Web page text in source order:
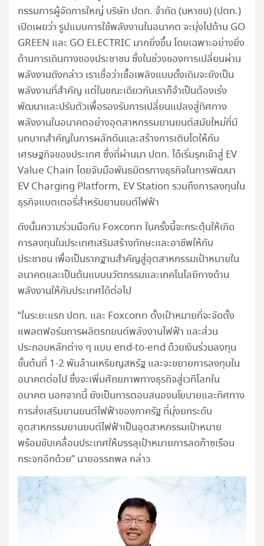
กรรมการผู้จัดการใหญ่ บริษัท ปตท. จำกัด (มหาชน) (ปตท.)
เปิดเผยว่า รูปแบบการใช้พลังงานในอนาคต จะมุ่งไปด้าน GO
GREEN และ GO ELECTRIC มากยิ่งขึ้น โดยเฉพาะอย่างยิ่ง
ด้านการเดินทางของประชาชน ซึ่งในช่วงของการเปลี่ยนผ่าน
พลังงานดังกล่าว เราเชื่อว่าเชื้อเพลิงแบบดั้งเดิมจะยังเป็น
พลังงานที่สำคัญ แต่ในขณะเดียวกันเราก็จำเป็นต้องเร่ง
พัฒนาและปรับตัวเพื่อรองรับการเปลี่ยนแปลงสู่ทิศทาง
พลังงานในอนาคตอย่างอุตสาหกรรมยานยนต์สมัยใหม่ที่มี
บทบาทสำคัญในการผลักดันและสร้างการเติบโตให้กับ
เศรษฐกิจของประเทศ ซึ่งที่ผ่านมา ปตท. ได้เริ่มรุกเข้าสู่ EV
Value Chain โดยจับมือพันธมิตรทางธุรกิจในการพัฒนา
EV Charging Platform, EV Station รวมถึงการลงทุนใน
ธุรกิจแบตเตอรี่สำหรับยานยนต์ไฟฟ้า
ดังนั้นความร่วมมือกับ Foxconn ในครั้งนี้จะกระตุ้นให้เกิด
การลงทุนในประเทศเสริมสร้างทักษะและอาชีพให้กับ
ประชาชน เพื่อเป็นรากฐานสำคัญสู่อุตสาหกรรมเป้าหมายใน
อนาคตและเป็นต้นแบบนวัตกรรมและเทคโนโลยีทางด้าน
พลังงานให้กับประเทศได้ต่อไป
“ในระยะแรก ปตท. และ Foxconn ตั้งเป้าหมายที่จะจัดตั้ง
แพลตฟอร์มการผลิตรถยนต์พลังงานไฟฟ้า และส่วน
ประกอบหลักต่าง ๆ แบบ end-to-end ด้วยเงินร่วมลงทุน
ขั้นต้นที่ 1-2 พันล้านเหรียญสหรัฐ และจะขยายการลงทุนใน
อนาคตต่อไป ซึ่งจะเพิ่มศักยภาพทางธุรกิจสู่เวทีโลกใน
อนาคต นอกจากนี้ ยังเป็นการตอบสนองนโยบายและทิศทาง
การส่งเสริมยานยนต์ไฟฟ้าของภาครัฐ ที่มุ่งยกระดับ
อุตสาหกรรมยานยนต์ไฟฟ้าเป็นอุตสาหกรรมเป้าหมาย
พร้อมขับเคลื่อนประเทศให้บรรลุเป้าหมายการลดก๊าซเรือน
กระจกอีกด้วย” นายอรรถพล กล่าว